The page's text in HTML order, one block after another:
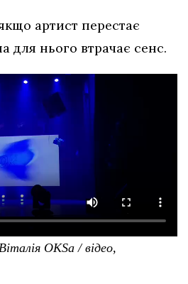
артист перестає
для нього втрачає сенс.
OKSа / відео,